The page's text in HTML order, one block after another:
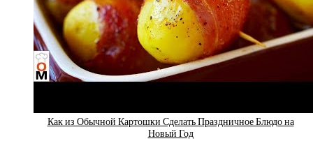
Как из Обычной Картошки Сделать Праздничное Блюдо на
Новый Год